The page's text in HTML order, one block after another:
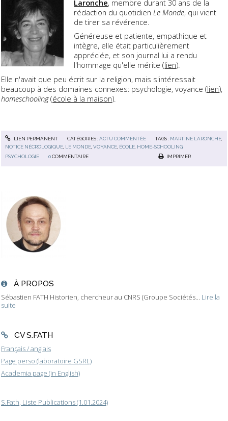
À PROPOS
Sébastien FATH Historien, chercheur au CNRS (Groupe Sociétés... Lire la
suite
CV S.FATH
Français / anglais
Page perso (laboratoire GSRL)
Academia page (in English)
S.Fath, Liste Publications (1.01.2024)
Laronche, membre durant 30 ans de la
rédaction du quotidienLe Monde, qui vient
de tirer sa révérence.
Généreuse et patiente, empathique et
intègre, elle était particulièrement
appréciée, et son journal lui a rendu
l'hommage qu'elle mérite (lien).
Elle n'avait que peu écrit sur la religion, mais s'intéressait
beaucoup à des domaines connexes: psychologie, voyance (lien),
homeschooling(école à la maison).
LIEN PERMANENT CATÉGORIES :ACTU COMMENTÉE TAGS : MARTINE LARONCHE
NOTICE NÉCROLOGIQUE LE MONDE ,VOYANCE ÉCOLE HOME-SCHOOLING
PSYCHOLOGIE
0 COMMENTAIRE IMPRIMER